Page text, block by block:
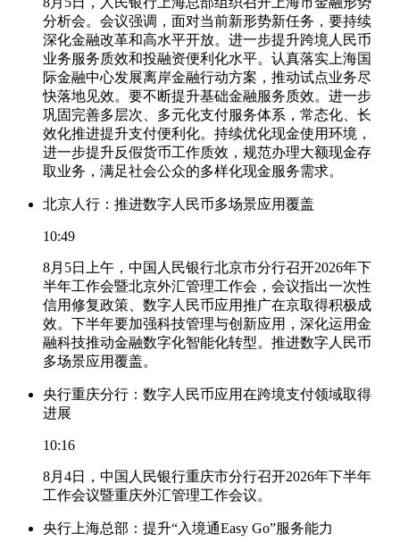
分析会。会议强调，面对当前新形势新任务，要持续
深化金融改革和高水平开放。进一步提升跨境人民币
业务服务质效和投融资便利化水平。认真落实上海国
际金融中心发展离岸金融行动方案，推动试点业务尽
快落地见效。要不断提升基础金融服务质效。进一步
巩固完善多层次、多元化支付服务体系，常态化、长
效化推进提升支付便利化。持续优化现金使用环境，
进一步提升反假货币工作质效，规范办理大额现金存
取业务，满足社会公众的多样化现金服务需求。
北京人行：推进数字人民币多场景应用覆盖
10:49
8月5日上午，中国人民银行北京市分行召开2026年下
半年工作会暨北京外汇管理工作会，会议指出一次性
信用修复政策、数字人民币应用推广在京取得积极成
效。下半年要加强科技管理与创新应用，深化运用金
融科技推动金融数字化智能化转型。推进数字人民币
多场景应用覆盖。
央行重庆分行：数字人民币应用在跨境支付领域取得
进展
10:16
8月4日，中国人民银行重庆市分行召开2026年下半年
工作会议暨重庆外汇管理工作会议。
央行上海总部：提升“入境通Easy Go”服务能力